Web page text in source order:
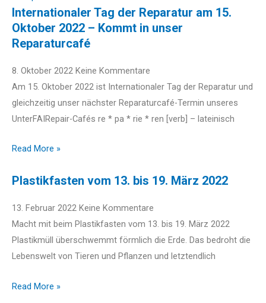
Internationaler Tag der Reparatur am 15.
Oktober 2022 – Kommt in unser
Reparaturcafé
8. Oktober 2022 Keine Kommentare
Am 15. Oktober 2022 ist Internationaler Tag der Reparatur und
gleichzeitig unser nächster Reparaturcafé-Termin unseres
UnterFAIRepair-Cafés re * pa * rie * ren [verb] – lateinisch
Read More »
Plastikfasten vom 13. bis 19. März 2022
13. Februar 2022 Keine Kommentare
Macht mit beim Plastikfasten vom 13. bis 19. März 2022
Plastikmüll überschwemmt förmlich die Erde. Das bedroht die
Lebenswelt von Tieren und Pflanzen und letztendlich
Read More »